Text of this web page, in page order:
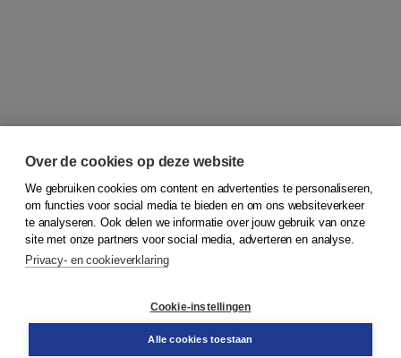
Niets meer missen?
Meld je aan voor onze nieuwsbrief
Over de cookies op deze website
We gebruiken cookies om content en advertenties te personaliseren,
om functies voor social media te bieden en om ons websiteverkeer
te analyseren. Ook delen we informatie over jouw gebruik van onze
site met onze partners voor social media, adverteren en analyse.
Privacy- en cookieverklaring
Cookie-instellingen
Alle cookies toestaan